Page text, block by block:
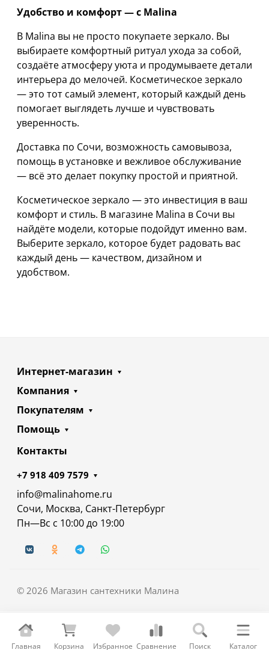
Главная Корзина Избранное Сравнение Поиск Каталог
Удобство и комфорт — с Malina
В Malina вы не просто покупаете зеркало. Вы
выбираете комфортный ритуал ухода за собой,
создаёте атмосферу уюта и продумываете детали
интерьера до мелочей. Косметическое зеркало
— это тот самый элемент, который каждый день
помогает выглядеть лучше и чувствовать
уверенность.
Доставка по Сочи, возможность самовывоза,
помощь в установке и вежливое обслуживание
— всё это делает покупку простой и приятной.
Косметическое зеркало — это инвестиция в ваш
комфорт и стиль. В магазине Malina в Сочи вы
найдёте модели, которые подойдут именно вам.
Выберите зеркало, которое будет радовать вас
каждый день — качеством, дизайном и
удобством.
Интернет-магазин
Компания
Покупателям
Помощь
Контакты
+7 918 409 7579
info@malinahome.ru
Сочи, Москва, Санкт-Петербург
Пн—Вс с 10:00 до 19:00
© 2026 Магазин сантехники Малина